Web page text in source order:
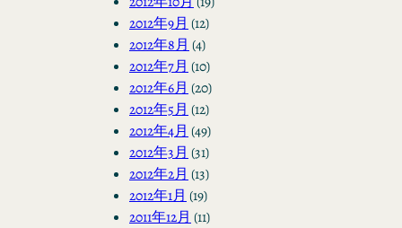
2012年9月 (12)
2012年8月 (4)
2012年7月 (10)
2012年6月 (20)
2012年5月 (12)
2012年4月 (49)
2012年3月 (31)
2012年2月 (13)
2012年1月 (19)
2011年12月 (11)